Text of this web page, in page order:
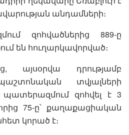
անդամների։
զոհվածներից 889-ը
են հուղարկավորված։
այսօրվա դրությամբ
տվյալների
պատերազմում զոհվել է 3
75-ը՝ քաղաքացիական
կորած է։